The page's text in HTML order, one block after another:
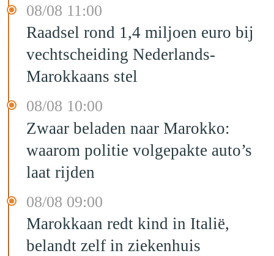
08/08 11:00
Raadsel rond 1,4 miljoen euro bij
vechtscheiding Nederlands-
Marokkaans stel
08/08 10:00
Zwaar beladen naar Marokko:
waarom politie volgepakte auto’s
laat rijden
08/08 09:00
Marokkaan redt kind in Italië,
belandt zelf in ziekenhuis